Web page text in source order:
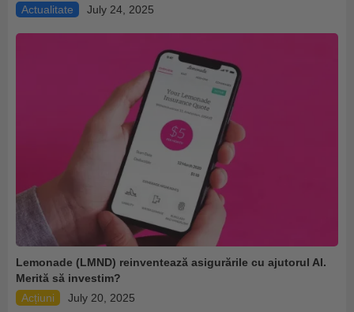
Actualitate
July 24, 2025
Lemonade (LMND) reinventează asigurările cu ajutorul AI.
Merită să investim?
Acțiuni
July 20, 2025